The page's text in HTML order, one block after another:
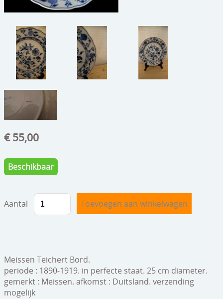
porselein/aardewerk
juwelen/horloges/brillen
medailles/munten/bankbiljetten
ets/tekening/litho/gravure
lamp/luchter
zilverwerk
klokken
tapijten
€ 55,00
Beschikbaar
Aantal
Meissen Teichert Bord.
periode : 1890-1919. in perfecte staat. 25 cm diameter.
gemerkt : Meissen. afkomst : Duitsland. verzending
mogelijk